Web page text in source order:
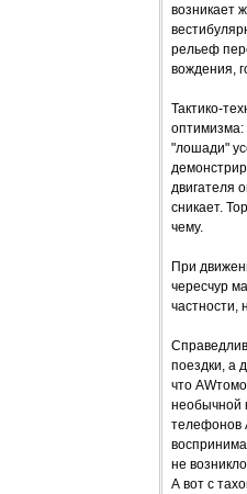
возникает
рельеф
вождения,
Тактико-
оптимизма:
"лошади"
двигателя
сникает.
чему.
При
чересчур
поездки, а
что
необычной
телефонов
не
А вот с